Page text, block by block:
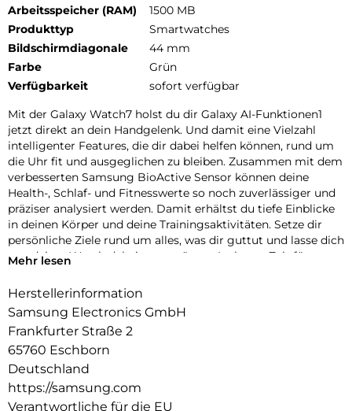
Arbeitsspeicher (RAM)
1500 MB
Produkttyp
Smartwatches
Bildschirmdiagonale
44 mm
Farbe
Grün
Verfügbarkeit
sofort verfügbar
Mit der Galaxy Watch7 holst du dir Galaxy AI-Funktionen1
jetzt direkt an dein Handgelenk. Und damit eine Vielzahl
intelligenter Features, die dir dabei helfen können, rund um
die Uhr fit und ausgeglichen zu bleiben. Zusammen mit dem
verbesserten Samsung BioActive Sensor können deine
Health-, Schlaf- und Fitnesswerte so noch zuverlässiger und
präziser analysiert werden. Damit erhältst du tiefe Einblicke
in deinen Körper und deine Trainingsaktivitäten. Setze dir
persönliche Ziele rund um alles, was dir guttut und lasse dich
von deiner Watch dabei unterstützen. Ist heute Zeit für
täglichen Energiewert, der erweiterten Schlafanalyse und
Funktionen ermittelt die Galaxy Watch7 für dich deine
Tagesform.
Obwohl die Galaxy Watch7 vollgepackt ist mit vielseitigen
Funktionen, liegt ihr Aluminium Gehäuse angenehm flach
und leicht an deinem Handgelenk. Zeitlos schön und
Mehr lesen
Herstellerinformation
Samsung Electronics GmbH
Frankfurter Straße 2
65760 Eschborn
Deutschland
https://samsung.com
Verantwortliche für die EU